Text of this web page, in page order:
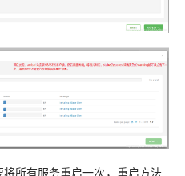
所有服务重启一次，重启方法